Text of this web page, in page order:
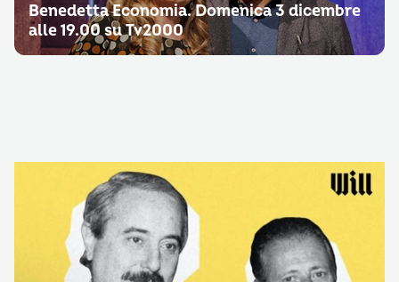
Benedetta Economia. Domenica 3 dicembre
alle 19.00 su Tv2000